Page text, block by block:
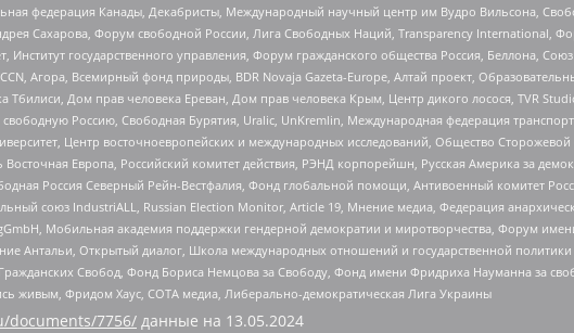
федерация Канады, Декабристы, Международный научный центр им Вудро Вильсона,
Сахарова, Форум свободной России, Лига Свободных Наций, Transparеncy International,
Институт государственного управления, Форум гражданского общества Россия, Беллона,
Агора, Всемирный фонд природы, BDR Novaja Gazeta-Europe, Алтай проект,
Тбилиси, Дом прав человека Ереван, Дом прав человека Крым, Центр дикого лосося, TVR
Россию, Свободная Бурятия, Uralic, UnKremlin, Международная федерация
Центр восточноевропейских и международных исследований, Общество
Европа, Российский комитет действия, РЭНД корпорейшн, Русская Америка за
Россия Северный Рейн-Вестфалия, Фонд глобальной помощи, Антивоенный комитет
союз IndustriALL, Russian Election Monitor, Article 19, Мнение медиа, Федерация
Мобильная академия поддержки гендерной демократии и миротворчества, Форум
Антальи, Открытый диалог, Школа международных отношений и государственной
Свобод, Фонд Бориса Немцова за Свободу, Фонд имени Фридриха Науманна за
живым, Фридом Хаус, СОТА медиа, Либерально-демократическая Лига Украины
documents/7756/ данные на 13.05.2024